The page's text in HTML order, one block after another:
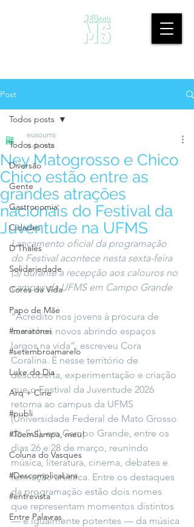
Post
Todos posts
Diversão
Gente
Gastronomia
Cidades
D'Thales
Solidariedade
Cores da Vida
Papo de Mãe
#maratonei
#setembroamarelo
Luke do Dia
Arq + Cine
#publi
#TôemSampa, meu!
Coluna do Vasques
#DescomplicaLara
#entrevista
Entre Palavras
Todos posts
Ney Matogrosso e Chico
Chico estão entre as
grandes atrações
nacionais do Festival da
Juventude na UFMS
eusoums
6 de mar.
Lançamento oficial da programação
do Festival acontece nesta sexta-feira
(5) durante a recepção aos calouros no
campus da UFMS em Campo Grande
“Acredito nos jovens à procura de
caminhos novos abrindo espaços
largos na vida”, escreveu Cora
Coralina. É nesse território de
descoberta, experimentação e criação
que o Festival da Juventude 2026
retorna ao campus da UFMS
(Universidade Federal de Mato Grosso
do Sul), em Campo Grande, entre os
dias 26 e 28 de março, reunindo
música, literatura, cinema, debates e
formação artística. Entre os destaques
da programação estão dois nomes
que representam momentos distintos
— e igualmente potentes — da música